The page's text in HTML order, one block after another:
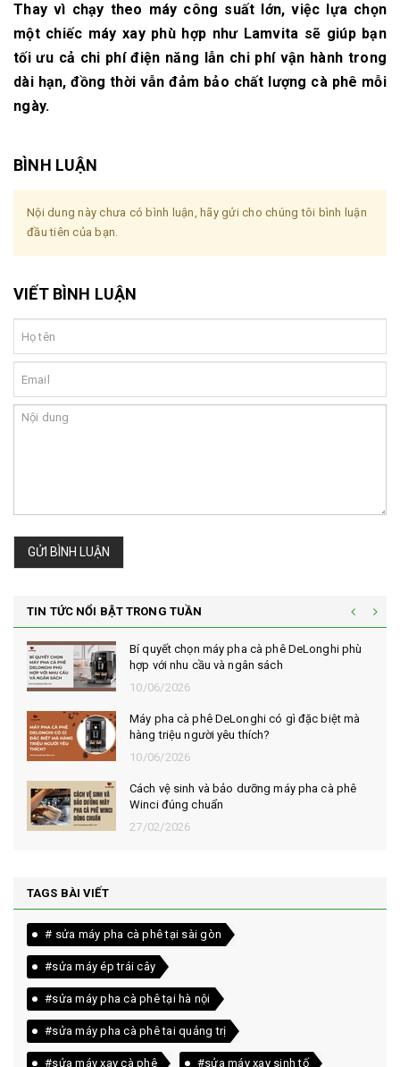
Thay vì chạy theo máy công suất lớn, việc lựa chọn
một chiếc máy xay phù hợp như Lamvita sẽ giúp bạn
tối ưu cả chi phí điện năng lẫn chi phí vận hành trong
dài hạn, đồng thời vẫn đảm bảo chất lượng cà phê mỗi
ngày.
BÌNH LUẬN
Nội dung này chưa có bình luận, hãy gửi cho chúng tôi bình luận
đầu tiên của bạn.
VIẾT BÌNH LUẬN
GỬI BÌNH LUẬN
TIN TỨC NỔI BẬT TRONG TUẦN
Bí quyết chọn máy pha cà phê DeLonghi phù
hợp với nhu cầu và ngân sách
10/06/2026
Máy pha cà phê DeLonghi có gì đặc biệt mà
hàng triệu người yêu thích?
10/06/2026
Cách vệ sinh và bảo dưỡng máy pha cà phê
Winci đúng chuẩn
27/02/2026
TAGS BÀI VIẾT
# sửa máy pha cà phê tại sài gòn
#sửa máy ép trái cây
#sửa máy pha cà phê tại hà nội
#sửa máy pha cà phê tai quảng trị
#sửa máy xay cà phê #sửa máy xay sinh tố